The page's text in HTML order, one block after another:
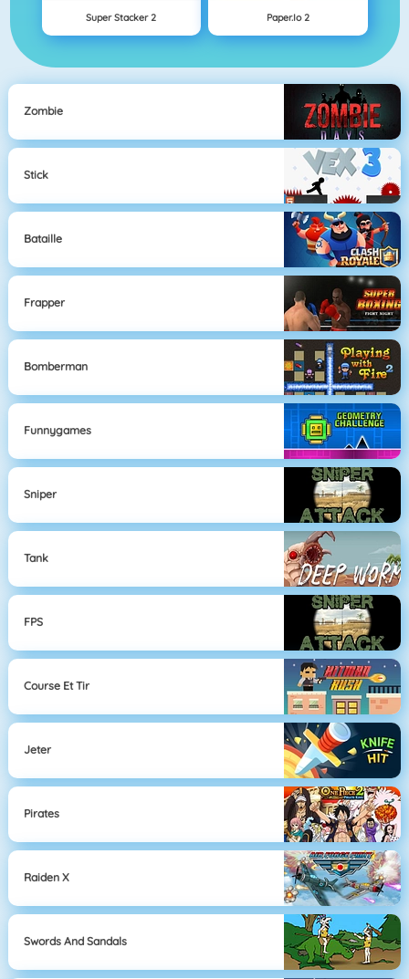
Super Stacker 2 Paper.io 2
Zombie
Stick
Bataille
Frapper
Bomberman
Funnygames
Sniper
Tank
FPS
Course Et Tir
Jeter
Pirates
Raiden X
Swords And Sandals